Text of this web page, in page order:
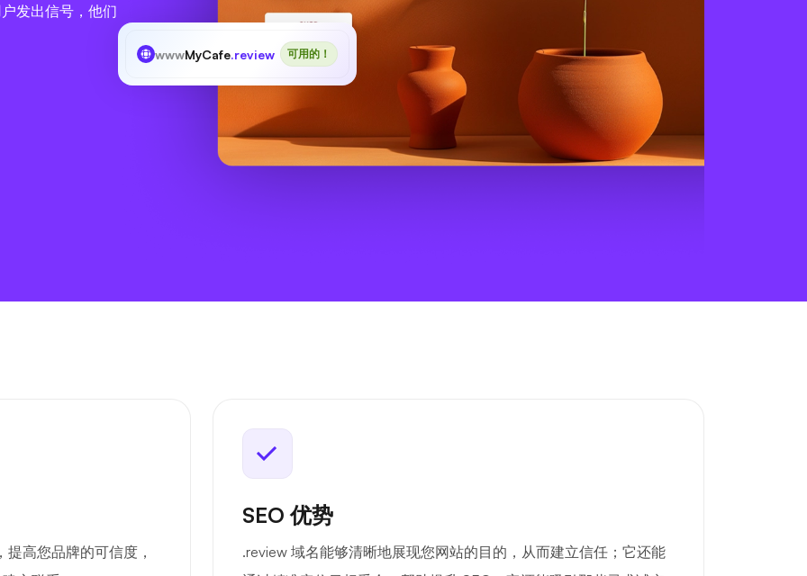
发出信号，他们
wwwMyCafe.review 可用的！
高您品牌的可信度，
SEO 优势
.review 域名能够清晰地展现您网站的目的，从而建立信任；它还能